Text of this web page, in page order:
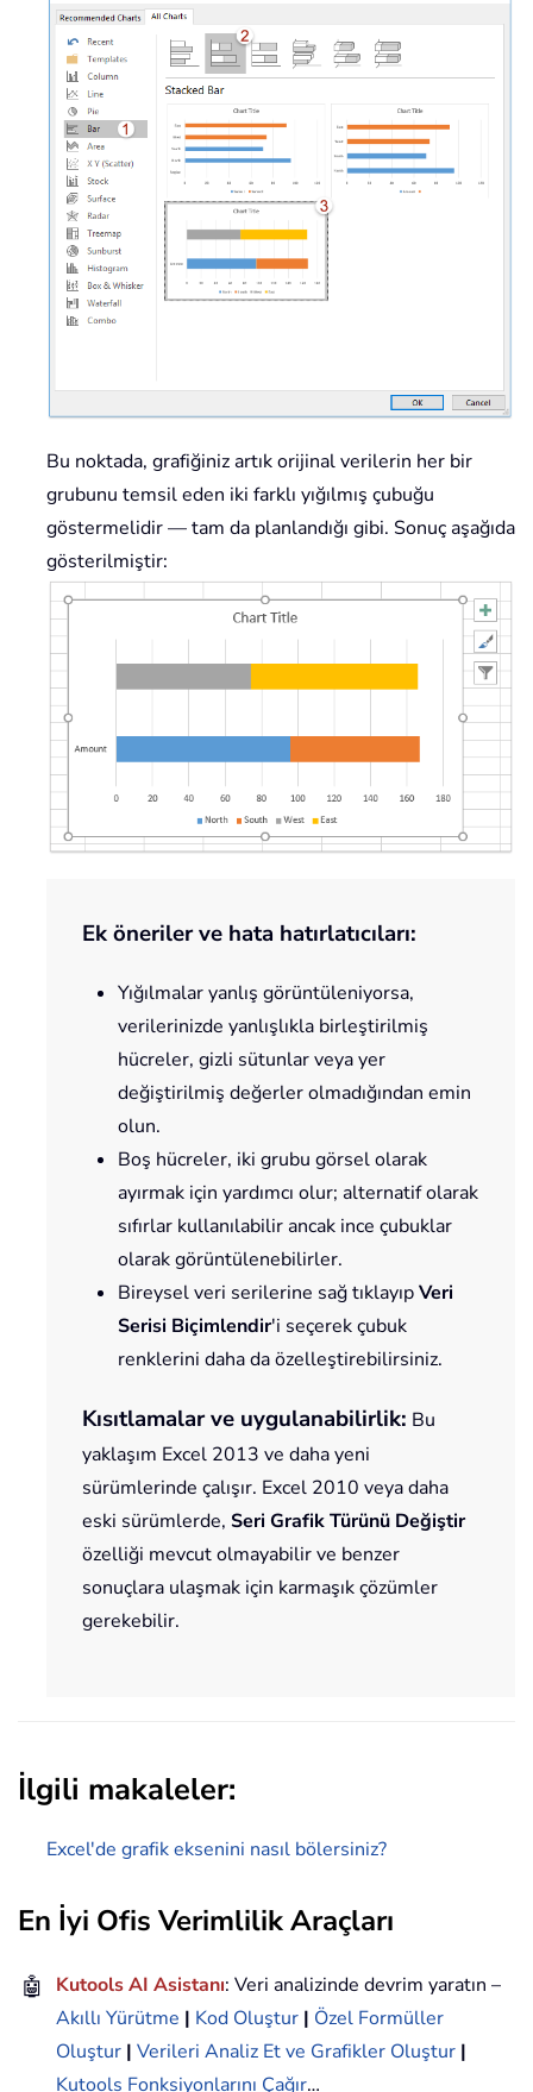
Bu noktada, grafiğiniz artık orijinal verilerin her bir
grubunu temsil eden iki farklı yığılmış çubuğu
göstermelidir — tam da planlandığı gibi. Sonuç aşağıda
gösterilmiştir:
Ek öneriler ve hata hatırlatıcıları:
Yığılmalar yanlış görüntüleniyorsa,
verilerinizde yanlışlıkla birleştirilmiş
hücreler, gizli sütunlar veya yer
değiştirilmiş değerler olmadığından emin
olun.
Boş hücreler, iki grubu görsel olarak
ayırmak için yardımcı olur; alternatif olarak
sıfırlar kullanılabilir ancak ince çubuklar
olarak görüntülenebilirler.
Bireysel veri serilerine sağ tıklayıpVeri
Serisi Biçimlendir'i seçerek çubuk
renklerini daha da özelleştirebilirsiniz.
Kısıtlamalar ve uygulanabilirlik: Bu
yaklaşım Excel 2013 ve daha yeni
sürümlerinde çalışır. Excel 2010 veya daha
eski sürümlerde, Seri Grafik Türünü Değiştir
özelliği mevcut olmayabilir ve benzer
sonuçlara ulaşmak için karmaşık çözümler
gerekebilir.
İlgili makaleler:
Excel'de grafik eksenini nasıl bölersiniz?
En İyi Ofis Verimlilik Araçları
🤖 Kutools AI Asistanı: Veri analizinde devrim yaratın –
Akıllı Yürütme | Kod Oluştur | Özel Formüller
Oluştur | Verileri Analiz Et ve Grafikler Oluştur |
Kutools Fonksiyonlarını Çağır…